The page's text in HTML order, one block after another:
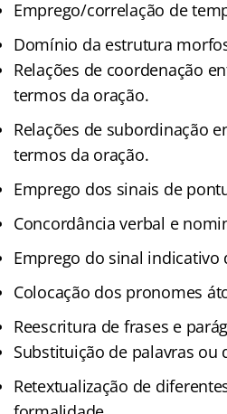
Emprego/correlação de
Domínio da estrutura
Relações de coordenação
termos da oração.
Relações de subordinação
termos da oração.
Emprego dos sinais de
Concordância verbal e
Emprego do sinal indicativo
Colocação dos pronomes
Reescritura de frases e
Substituição de palavras ou
Retextualização de